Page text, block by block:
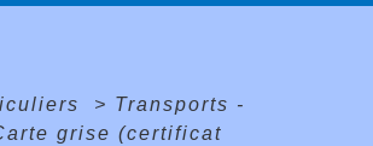
> Transports -
grise (certificat